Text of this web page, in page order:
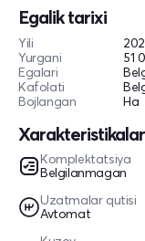
Egalik tarixi
Yili
Yurgani
51
Egalari
Kafolati
Bojlangan
Ha
Komplektatsiya
Belgilanmagan
Uzatmalar qutisi
Avtomat